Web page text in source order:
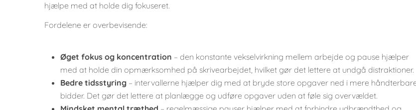
hjælpe med at holde dig fokuseret.
Fordelene er overbevisende:
Øget fokus og koncentration – den konstante vekselvirkning mellem arbejde og pause hjælper
med at holde din opmærksomhed på skrivearbejdet, hvilket gør det lettere at undgå distraktioner.
Bedre tidsstyring – intervallerne hjælper dig med at bryde store opgaver ned i mere
bidder. Det gør det lettere at planlægge og udføre opgaver uden at føle sig overvældet.